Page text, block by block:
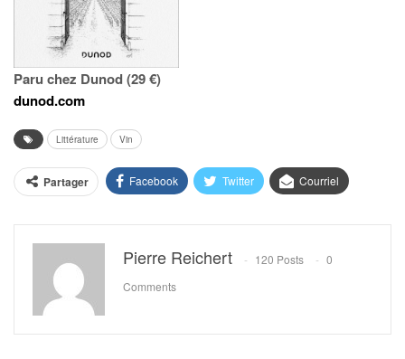
Paru chez Dunod (29 €)
dunod.com
Littérature Vin
Partager Facebook Twitter Courriel
Pierre Reichert 120 Posts
0
Comments